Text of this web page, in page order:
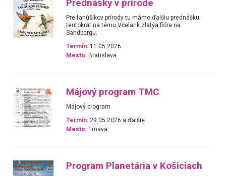
Prednášky v prírode
Pre fanúšikov prírody tu máme ďalšiu prednášku
tentokrát na tému Včelárik zlatýa flóra na
Sandbergu.
Termín: 11.05.2026
Mesto: Bratislava
Májový program TMC
Májový program
Termín: 29.05.2026 a ďalšie
Mesto: Trnava
Program Planetária v Košiciach